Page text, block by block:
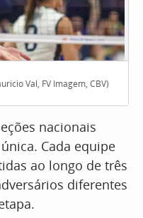
Val, FV Imagem, CBV)
nacionais
Cada equipe
ao longo de três
diferentes